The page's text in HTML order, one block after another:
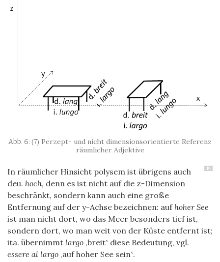
(7) Perzept- und nicht dimensionsorientierte Referenz
räumlicher Adjektive
19
In räumlicher Hinsicht polysem ist übrigens auch
deu. hoch, denn es ist nicht auf die z-Dimension
beschränkt, sondern kann auch eine große
Entfernung auf der y-Achse bezeichnen: auf hoher See
ist man nicht dort, wo das Meer besonders tief ist,
sondern dort, wo man weit von der Küste entfernt ist;
ita. übernimmt largo ‚breit‛ diese Bedeutung, vgl.
essere al largo ‚auf hoher See sein‛.